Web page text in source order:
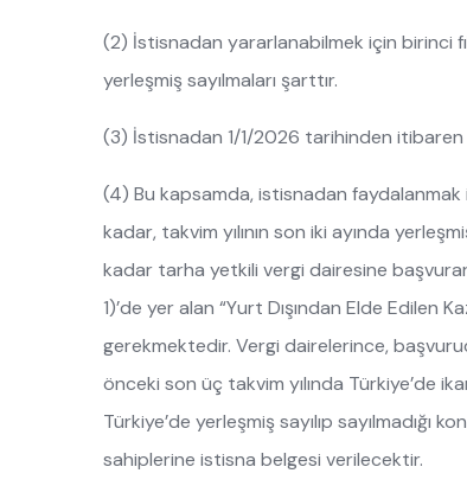
(2) İstisnadan yararlanabilmek için birinci
yerleşmiş sayılmaları şarttır.
(3) İstisnadan 1/1/2026 tarihinden itibaren
(4) Bu kapsamda, istisnadan faydalanmak
kadar, takvim yılının son iki ayında
kadar tarha yetkili vergi dairesine
1)’de yer alan “Yurt Dışından Elde Edilen
gerekmektedir. Vergi dairelerince,
önceki son üç takvim yılında Türkiye’de
Türkiye’de yerleşmiş sayılıp sayılmadığı
sahiplerine istisna belgesi verilecektir.